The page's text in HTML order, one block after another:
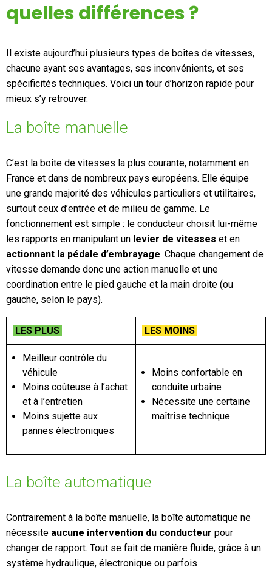
quelles différences ?
Il existe aujourd’hui plusieurs types de boîtes de vitesses,
chacune ayant ses avantages, ses inconvénients, et ses
spécificités techniques. Voici un tour d’horizon rapide pour
mieux s’y retrouver.
La boîte manuelle
C’est la boîte de vitesses la plus courante, notamment en
France et dans de nombreux pays européens. Elle équipe
une grande majorité des véhicules particuliers et utilitaires,
surtout ceux d’entrée et de milieu de gamme. Le
fonctionnement est simple : le conducteur choisit lui-même
les rapports en manipulant un levier de vitesses et en
actionnant la pédale d’embrayage. Chaque changement de
vitesse demande donc une action manuelle et une
coordination entre le pied gauche et la main droite (ou
gauche, selon le pays).
LES PLUS LES MOINS
Meilleur contrôle du
véhicule
Moins coûteuse à l’achat
et à l’entretien
Moins sujette aux
pannes électroniques
Moins confortable en
conduite urbaine
Nécessite une certaine
maîtrise technique
La boîte automatique
Contrairement à la boîte manuelle, la boîte automatique ne
nécessite aucune intervention du conducteur pour
changer de rapport. Tout se fait de manière fluide, grâce à un
système hydraulique, électronique ou parfois